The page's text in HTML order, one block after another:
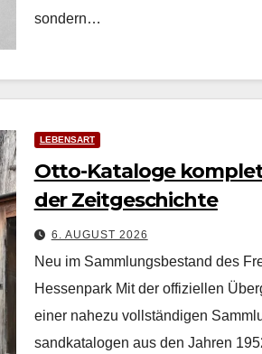
son­dern…
LEBENSART
Otto-Kataloge
der Zeitgeschichte
6. AUGUST 2026
Neu im Sammlungsbestand des
Hessenpark Mit der offiziellen
ein­er nahezu voll­ständi­gen
sand­kat­a­lo­gen aus den Jahren